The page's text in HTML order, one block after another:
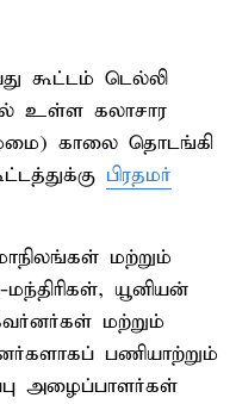
கூட்டம் டெல்லி
உள்ள கலாசார
காலை தொடங்கி
பிரதமர்
மற்றும்
யூனியன்
மற்றும்
பணியாற்றும்
அழைப்பாளர்கள்